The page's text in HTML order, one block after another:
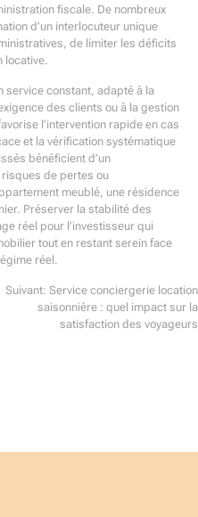
fiscale. De nombreux
d’un interlocuteur unique
de limiter les déficits
locative.
service constant, adapté à la
des clients ou à la gestion
l’intervention rapide en cas
et la vérification systématique
bénéficient d’un
de pertes ou
meublé, une résidence
Préserver la stabilité des
réel pour l’investisseur qui
tout en restant serein face
réel.
Suivant: Service conciergerie location
saisonnière : quel impact sur la
satisfaction des voyageurs